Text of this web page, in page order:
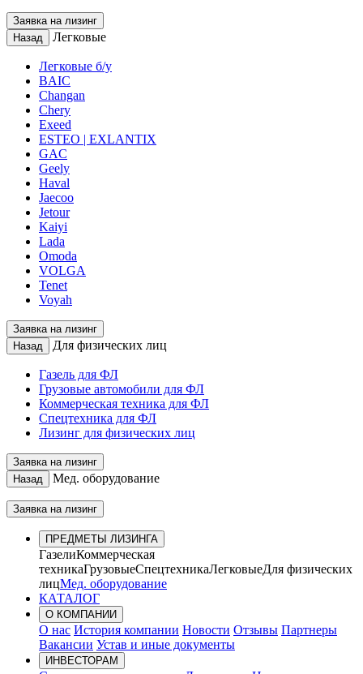
Заявка на лизинг
Назад
Легковые
Легковые б/у
BAIC
Changan
Chery
Exeed
ESTEO | EXLANTIX
GAC
Geely
Haval
Jaecoo
Jetour
Kaiyi
Lada
Omoda
VOLGA
Tenet
Voyah
Заявка на лизинг
Назад
Для физических лиц
Газель для ФЛ
Грузовые автомобили для ФЛ
Коммерческая техника для ФЛ
Спецтехника для ФЛ
Лизинг для физических лиц
Заявка на лизинг
Назад
Мед. оборудование
Заявка на лизинг
ПРЕДМЕТЫ ЛИЗИНГА
ГазелиКоммерческая
техникаГрузовыеСпецтехникаЛегковыеДля физических
лицМед. оборудование
КАТАЛОГ
О КОМПАНИИ
О нас История компании Новости Отзывы Партнеры
Вакансии Устав и иные документы
ИНВЕСТОРАМ